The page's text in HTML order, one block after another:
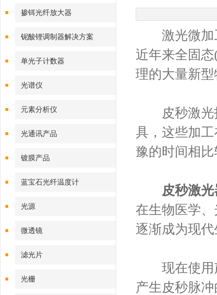
掺铒光纤放大器
铌酸锂调制器解决方案
单光子计数器
光谱仪
元素分析仪
光通讯产品
镀膜产品
蓝宝石光纤温度计
光源
微透镜
滤光片
光栅
激光微加工
近年来全固
理的大量新
皮秒激光技
具，这些加
豫的时间相
皮秒激
在生物医学
逐渐成为现
现在使用声
产生皮秒脉